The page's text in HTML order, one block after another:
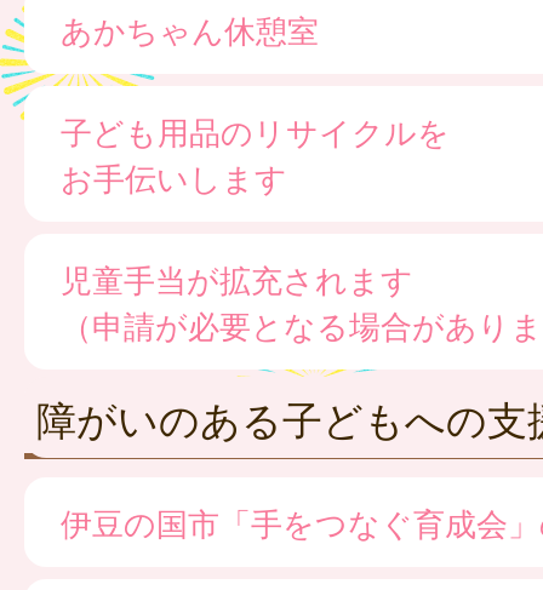
あかちゃん休憩室
子ども用品のリサイクルを
お手伝いします
児童手当が拡充されます
（申請が必要となる場合があり
障がいのある子どもへの支
伊豆の国市「手をつなぐ育成会